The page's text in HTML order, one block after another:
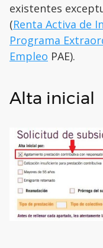
existentes
(Renta Activa de
Programa
Empleo PAE).
Alta inicial